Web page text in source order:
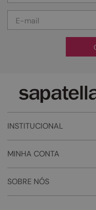
INSTITUCIONAL
MINHA CONTA
SOBRE NÓS